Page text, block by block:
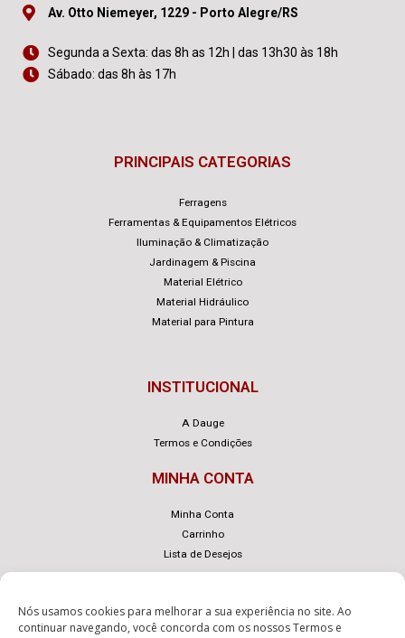
Nós usamos cookies para melhorar a sua experiência no site. Ao
continuar navegando, você concorda com os nossosTermos e
Av. Otto Niemeyer, 1229 - Porto Alegre/RS
Segunda a Sexta: das 8h as 12h | das 13h30 às 18h
Sábado: das 8h às 17h
PRINCIPAIS CATEGORIAS
Ferragens
Ferramentas & Equipamentos Elétricos
Iluminação & Climatização
Jardinagem & Piscina
Material Elétrico
Material Hidráulico
Material para Pintura
INSTITUCIONAL
A Dauge
Termos e Condições
MINHA CONTA
Minha Conta
Carrinho
Lista de Desejos